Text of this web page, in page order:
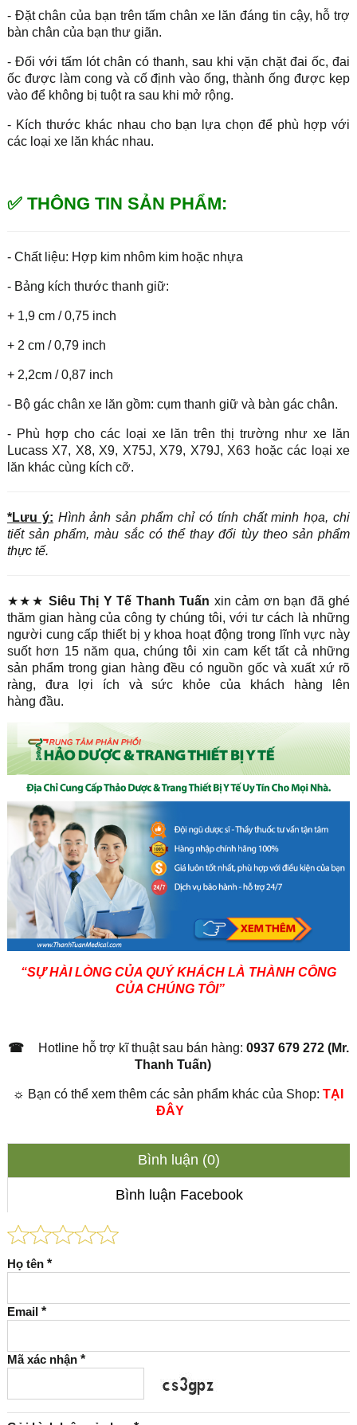
- Đặt chân của bạn trên tấm chân xe lăn đáng tin cậy, hỗ trợ
bàn chân của bạn thư giãn.
- Đối với tấm lót chân có thanh, sau khi vặn chặt đai ốc, đai
ốc được làm cong và cố định vào ống, thành ống được kẹp
vào để không bị tuột ra sau khi mở rộng.
- Kích thước khác nhau cho bạn lựa chọn để phù hợp với
các loại xe lăn khác nhau.
✅ THÔNG TIN SẢN PHẨM:
- Chất liệu: Hợp kim nhôm kim hoặc nhựa
- Bảng kích thước thanh giữ:
+ 1,9 cm / 0,75 inch
+ 2 cm / 0,79 inch
+ 2,2cm / 0,87 inch
- Bộ gác chân xe lăn gồm: cụm thanh giữ và bàn gác chân.
- Phù hợp cho các loại xe lăn trên thị trường như xe lăn
Lucass X7, X8, X9, X75J, X79, X79J, X63 hoặc các loại xe
lăn khác cùng kích cỡ.
*Lưu ý: Hình ảnh sản phẩm chỉ có tính chất minh họa, chi
tiết sản phẩm, màu sắc có thể thay đổi tùy theo sản phẩm
thực tế.
★★★ Siêu Thị Y Tế Thanh Tuấn xin cảm ơn bạn đã ghé
thăm gian hàng của công ty chúng tôi, với tư cách là những
người cung cấp thiết bị y khoa hoạt động trong lĩnh vực này
suốt hơn 15 năm qua, chúng tôi xin cam kết tất cả những
sản phẩm trong gian hàng đều có nguồn gốc và xuất xứ rõ
ràng, đưa lợi ích và sức khỏe của khách hàng lên
hàng đầu.
“SỰ HÀI LÒNG CỦA QUÝ KHÁCH LÀ THÀNH CÔNG
CỦA CHÚNG TÔI”
☎ Hotline hỗ trợ kĩ thuật sau bán hàng: 0937 679 272 (Mr.
Thanh Tuấn)
☼ Bạn có thể xem thêm các sản phẩm khác của Shop:TẠI
ĐÂY
Bình luận (0)
Bình luận Facebook
Họ tên *
Email *
Mã xác nhận *